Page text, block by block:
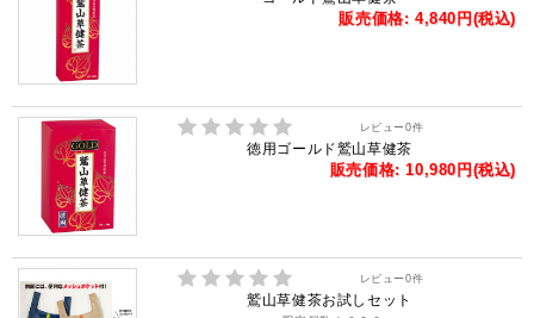
販売価格: 4,840円(税込)
レビュー0件
徳用ゴールド鷲山草健茶
販売価格: 10,980円(税込)
レビュー0件
鷲山草健茶お試しセット